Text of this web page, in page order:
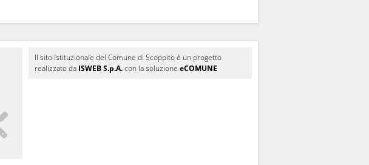
Il sito Istituzionale del Comune di Scoppito è un progetto
realizzato da ISWEB S.p.A.con la soluzione eCOMUNE